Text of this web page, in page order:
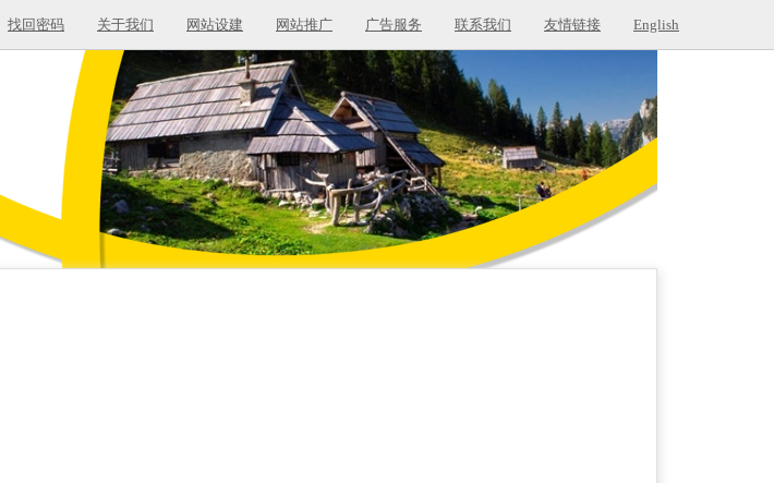
找回密码 关于我们 网站设建 网站推广 广告服务 联系我们 友情链接 English